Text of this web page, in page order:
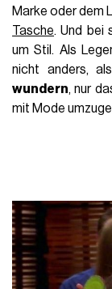
Marke oder dem
Tasche. Und bei
um Stil. Als
nicht anders,
wundern, nur
mit Mode